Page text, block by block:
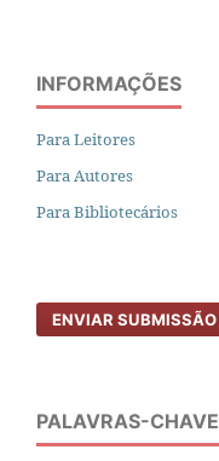
INFORMAÇÕES
Para Leitores
Para Autores
Para Bibliotecários
ENVIAR SUBMISSÃO
PALAVRAS-CHAVE